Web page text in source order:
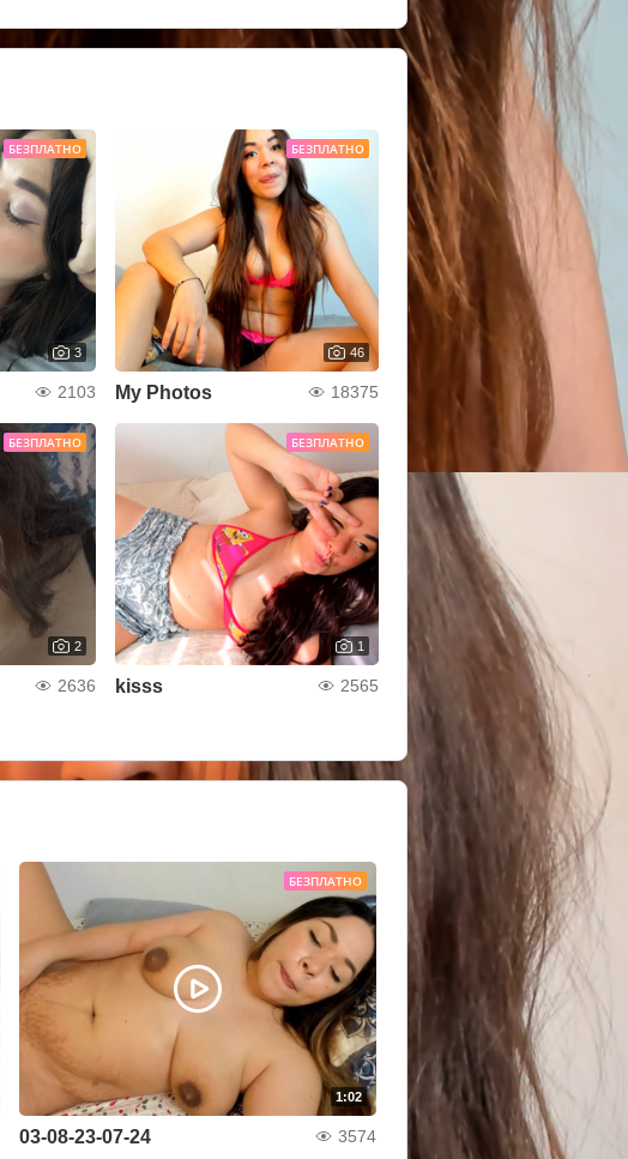
БЕЗПЛАТНО
3
2103
БЕЗПЛАТНО
46
My Photos 18375
БЕЗПЛАТНО
2
2636
БЕЗПЛАТНО
1
kisss 2565
БЕЗПЛАТНО
1:02
03-08-23-07-24 3574